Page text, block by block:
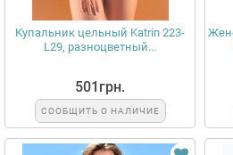
Купальник цельный Katrin 223-
L29, разноцветный...
501грн.
СООБЩИТЬ О НАЛИЧИЕ